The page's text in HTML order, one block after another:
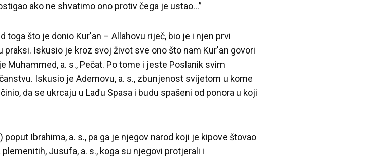
ako ne shvatimo ono protiv čega je ustao…”
toga što je donio Kur'an – Allahovu riječ, bio je i njen prvi
Iskusio je kroz svoj život sve ono što nam Kur'an govori
Muhammed, a. s., Pečat. Po tome i jeste Poslanik svim
Iskusio je Ademovu, a. s., zbunjenost svijetom u kome
da se ukrcaju u Lađu Spasa i budu spašeni od ponora u koji
Ibrahima, a. s., pa ga je njegov narod koji je kipove štovao
Jusufa, a. s., koga su njegovi protjerali i